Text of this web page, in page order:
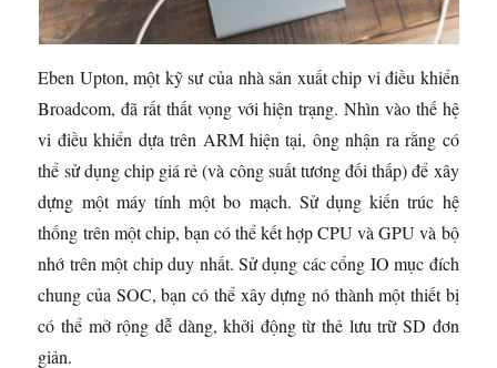
Eben Upton, một kỹ sư của nhà sản xuất chip vi điều khiển
Broadcom, đã rất thất vọng với hiện trạng. Nhìn vào thế hệ
vi điều khiển dựa trên ARM hiện tại, ông nhận ra rằng có
thể sử dụng chip giá rẻ (và công suất tương đối thấp) để xây
dựng một máy tính một bo mạch. Sử dụng kiến ​​trúc hệ
thống trên một chip, bạn có thể kết hợp CPU và GPU và bộ
nhớ trên một chip duy nhất. Sử dụng các cổng IO mục đích
chung của SOC, bạn có thể xây dựng nó thành một thiết bị
có thể mở rộng dễ dàng, khởi động từ thẻ lưu trữ SD đơn
giản.